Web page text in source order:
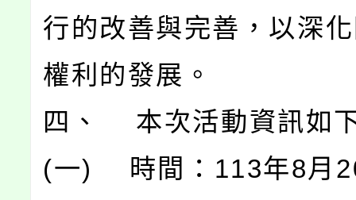
行的改善與完善，以深
權利的發展。
四、 本次活動資訊如
(一) 時間：113年8月